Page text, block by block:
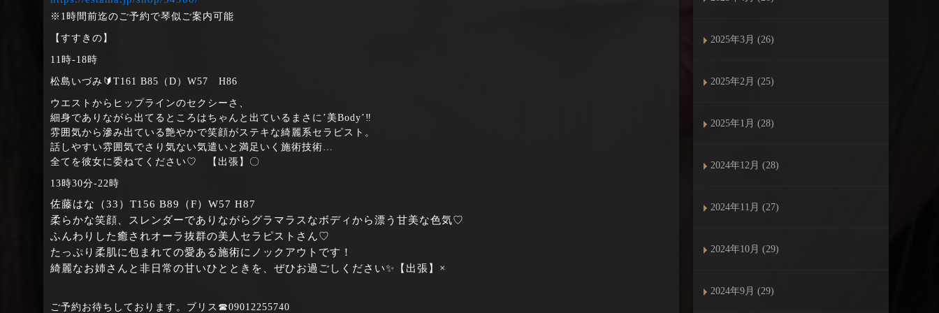
※1時間前迄のご予約で琴似ご案内可能
【すすきの】
11時‐18時
松島いづみ🔰T161 B85（D）W57 H86
ウエストからヒップラインのセクシーさ、
細身でありながら出てるところはちゃんと出ているまさに’美Body’‼
雰囲気から滲み出ている艶やかで笑顔がステキな綺麗系セラピスト。
話しやすい雰囲気でさり気ない気遣いと満足いく施術技術…
全てを彼女に委ねてください♡ 【出張】〇
13時30分‐22時
佐藤はな（33）T156 B89（F）W57 H87
柔らかな笑顔、スレンダーでありながらグラマラスなボディから漂う甘美な色気♡
ふんわりした癒されオーラ抜群の美人セラピストさん♡
たっぷり柔肌に包まれての愛ある施術にノックアウトです！
綺麗なお姉さんと非日常の甘いひとときを、ぜひお過ごしください✨【出張】×
ご予約お待ちしております。ブリス☎09012255740
2025年3月 (26)
2025年2月 (25)
2025年1月 (28)
2024年12月 (28)
2024年11月 (27)
2024年10月 (29)
2024年9月 (29)